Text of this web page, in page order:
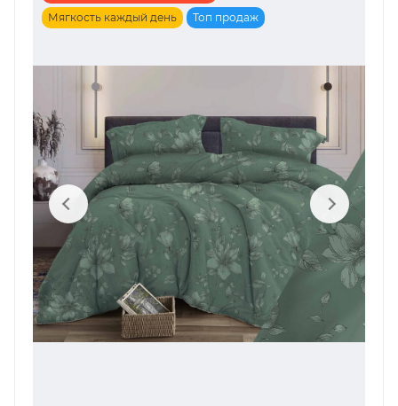
Мягкость каждый день
Топ продаж